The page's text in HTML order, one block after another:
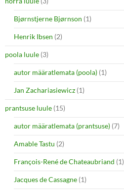
Bjørnstjerne Bjørnson (1)
Henrik Ibsen (2)
poola luule (3)
autor määratlemata (poola) (1)
Jan Zachariasiewicz (1)
prantsuse luule (15)
autor määratlemata (prantsuse) (7)
Amable Tastu (2)
François-René de Chateaubriand (1)
Jacques de Cassagne (1)